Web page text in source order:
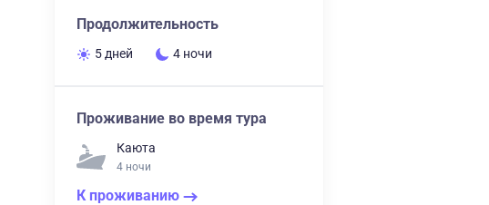
Продолжительность
5 дней 4 ночи
Проживание во время тура
Каюта
4 ночи
К проживанию